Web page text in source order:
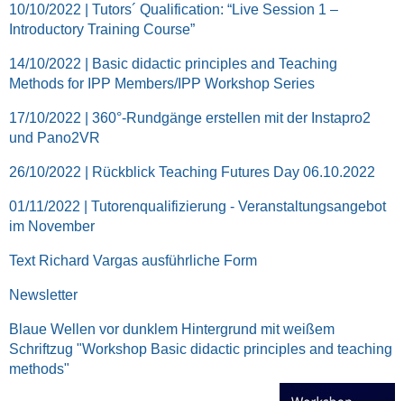
10/10/2022 | Tutors´ Qualification: “Live Session 1 –
Introductory Training Course”
14/10/2022 | Basic didactic principles and Teaching
Methods for IPP Members/IPP Workshop Series
17/10/2022 | 360°-Rundgänge erstellen mit der Instapro2
und Pano2VR
26/10/2022 | Rückblick Teaching Futures Day 06.10.2022
01/11/2022 | Tutorenqualifizierung - Veranstaltungsangebot
im November
Text Richard Vargas ausführliche Form
Newsletter
Blaue Wellen vor dunklem Hintergrund mit weißem
Schriftzug "Workshop Basic didactic principles and teaching
methods"